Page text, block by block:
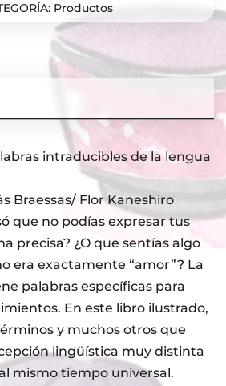
cantidad
Productos
intraducibles de la lengua
Braessas/ Flor Kaneshiro
que no podías expresar tus
precisa? ¿O que sentías algo
era exactamente “amor”? La
palabras específicas para
En este libro ilustrado,
y muchos otros que
lingüística muy distinta
mismo tiempo universal.